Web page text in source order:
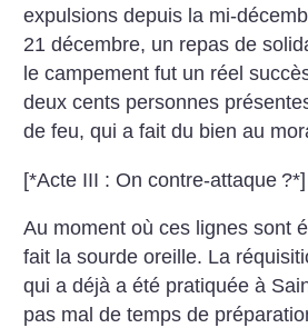
expulsions depuis la mi-
21 décembre, un repas de
le campement fut un réel
deux cents personnes
de feu, qui a fait du bien au
[*Acte III : On contre-attaque ?*]
Au moment où ces lignes sont
fait la sourde oreille. La
qui a déjà a été pratiquée à
pas mal de temps de